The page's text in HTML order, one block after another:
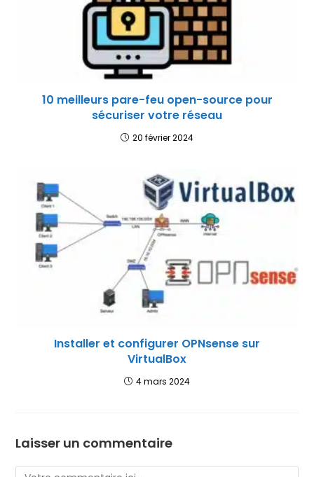
10 meilleurs pare-feu open-source pour
sécuriser votre réseau
20 février 2024
Installer et configurer OPNsense sur
VirtualBox
4 mars 2024
Laisser un commentaire
Comment